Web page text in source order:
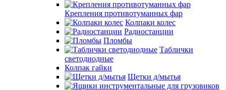
Крепления противотуманных фар
Колпаки колес
Радиостанции
Пломбы
Таблички
светодиодные
Колпак гайки
Щетки д/мытья